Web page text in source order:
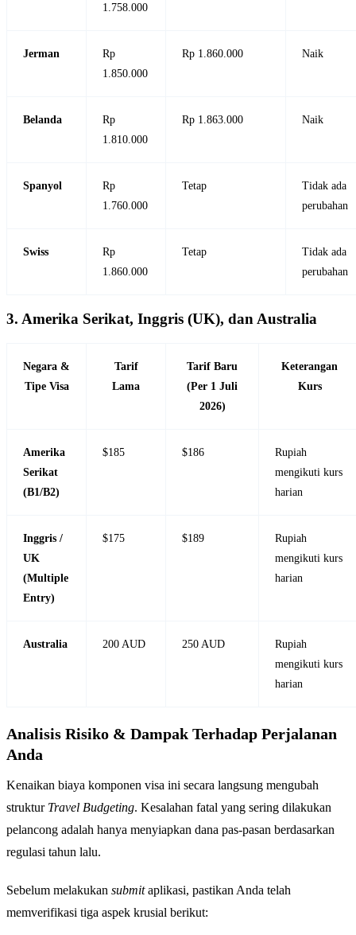
1.758.000
Jerman
Rp
1.850.000
Rp 1.860.000 Naik
Belanda
Rp
1.810.000
Rp 1.863.000 Naik
Spanyol
Rp
1.760.000
Tetap
Tidak ada
perubahan
Swiss
Rp
1.860.000
Tetap
Tidak ada
perubahan
3. Amerika Serikat, Inggris (UK), dan Australia
Negara &
Tipe Visa
Tarif
Lama
Tarif Baru
(Per 1 Juli
2026)
Keterangan
Kurs
Amerika
Serikat
(B1/B2)
$185 $186
Rupiah
mengikuti kurs
harian
Inggris /
UK
(Multiple
Entry)
$175 $189
Rupiah
mengikuti kurs
harian
Australia 200 AUD 250 AUD
Rupiah
mengikuti kurs
harian
Analisis Risiko & Dampak Terhadap Perjalanan
Anda
Kenaikan biaya komponen visa ini secara langsung mengubah
struktur Travel Budgeting. Kesalahan fatal yang sering dilakukan
pelancong adalah hanya menyiapkan dana pas-pasan berdasarkan
regulasi tahun lalu.
Sebelum melakukan submitaplikasi, pastikan Anda telah
memverifikasi tiga aspek krusial berikut: